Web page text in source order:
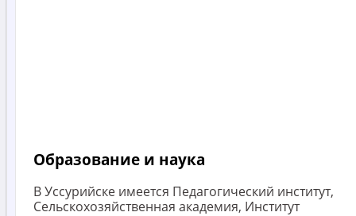
Образование и наука
В Уссурийске имеется Педагогический институт,
Сельскохозяйственная академия, Институт